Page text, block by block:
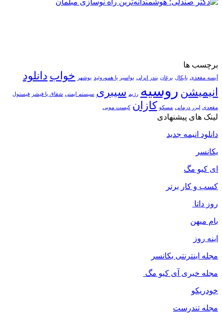
برچسب ها
آبسه مقعدی بایکال برغان بندر انزلی بواسیر یا هموروئید بوشهر خواب دانلود
انیمیشن روسیه رژیم سیبری سیستم ایمنی شقاق یا فیشر فیستول
مقعدی لیزر درمانی مسکو کازان کیست مویی
لینک های پیشنهادی
دانلود انیمه جدید
یکانسر
ای کیو مگ
کسب و کار برتر
روز داتا
بام میهن
اینه روز
مجله اینترنتی یکانسر
مجله خبری آی کیو مگ
خودریکو
مجله‌ تندرست